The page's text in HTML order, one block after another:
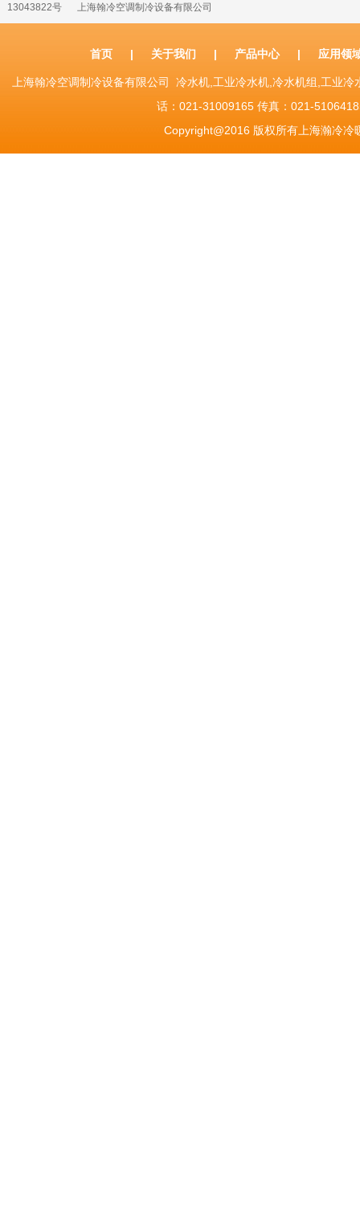
13043822号 上海翰冷空调制冷设备有限公司
首页 | 关于我们 | 产品中心 | 应用领
上海翰冷空调制冷设备有限公司 冷水机,工业冷水机,冷水机组,工
话：021-31009165 传真：021-
Copyright@2016 版权所有上海瀚冷冷